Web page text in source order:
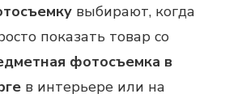
выбирают, когда
показать товар со
фотосъемка в
в интерьере или на